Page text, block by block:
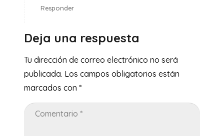
Responder
Deja una respuesta
Tu dirección de correo electrónico no será
publicada. Los campos obligatorios están
marcados con *